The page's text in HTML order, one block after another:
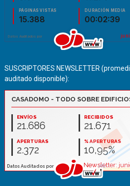
SUSCRIPTORES NEWSLETTER
auditado disponible):